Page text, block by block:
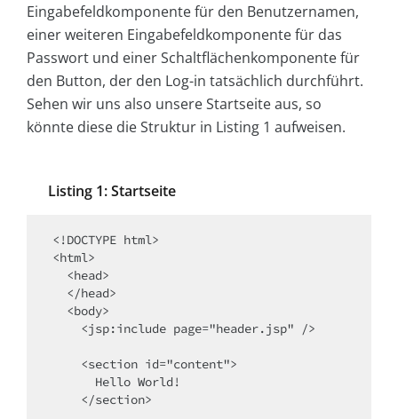
Eingabefeldkomponente für den Benutzernamen,
einer weiteren Eingabefeldkomponente für das
Passwort und einer Schaltflächenkomponente für
den Button, der den Log-in tatsächlich durchführt.
Sehen wir uns also unsere Startseite aus, so
könnte diese die Struktur in Listing 1 aufweisen.
Listing 1: Startseite
<!DOCTYPE html>
<html>